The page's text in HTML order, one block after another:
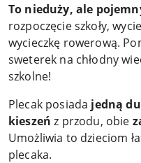
To nieduży, ale
rozpoczęcie szkoły,
wycieczkę rowerową.
sweterek na chłodny
szkolne!
Plecak posiada jedną
kieszeń z przodu, obie
Umożliwia to dzieciom
plecaka.